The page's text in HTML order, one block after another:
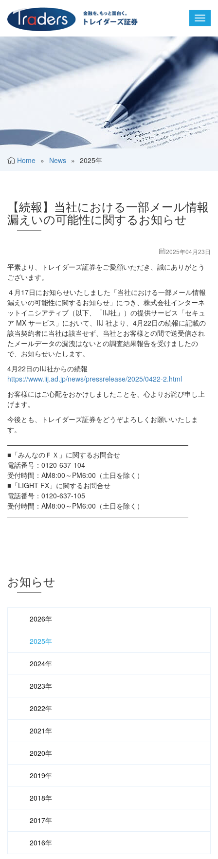
Home » News » 2025年
【続報】当社における一部メール情報
漏えいの可能性に関するお知らせ
2025年04月23日
平素より、トレイダーズ証券をご愛顧いただき、誠にありがとう
ございます。
４月17日にお知らせいたしました「当社における一部メール情報
漏えいの可能性に関するお知らせ」につき、株式会社インターネ
ットイニシアティブ（以下、「IIJ社」）の提供サービス「セキュ
ア MX サービス」において、IIJ 社より、4月22日の続報に記載の
該当契約者に当社は該当せず、当社とお客様との間で送受信され
たメールデータの漏洩はないとの調査結果報告を受けましたの
で、お知らせいたします。
4月22日のIIJ社からの続報
https://www.iij.ad.jp/news/pressrelease/2025/0422-2.html
お客様にはご心配をおかけしましたことを、心よりお詫び申し上
げます。
今後とも、トレイダーズ証券をどうぞよろしくお願いいたしま
す。
——————————————————————————–
■「みんなのＦＸ」に関するお問合せ
電話番号：0120-637-104
受付時間：AM8:00～PM6:00（土日を除く）
■「LIGHT FX」に関するお問合せ
電話番号：0120-637-105
受付時間：AM8:00～PM6:00（土日を除く）
——————————————————————————–
お知らせ
2026年
2025年
2024年
2023年
2022年
2021年
2020年
2019年
2018年
2017年
2016年